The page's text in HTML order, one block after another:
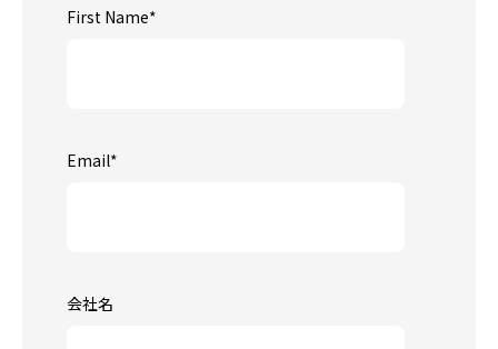
First Name*
Email*
会社名